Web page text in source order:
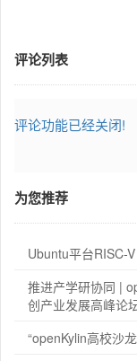
评论列表
评论功能已经关闭!
为您推荐
Ubuntu平台RISC-
推进产学研协同 |
创产业发展高峰论
“openKylin高校沙